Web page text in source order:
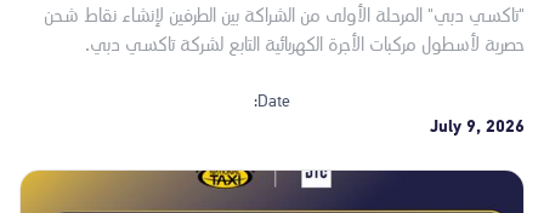
"تاكسي دبي" المرحلة الأولى من الشراكة بين الطرفين لإنشاء نقاط شحن
حصرية لأسطول مركبات الأجرة الكهربائية التابع لشركة تاكسي دبي.
Date:
July 9, 2026